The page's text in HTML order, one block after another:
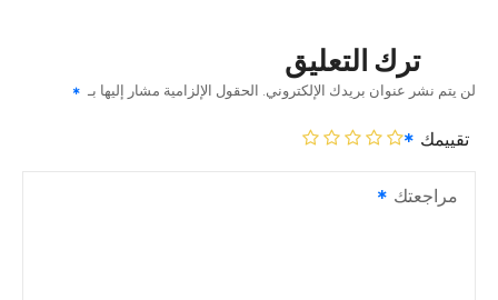
ترك التعليق
لن يتم نشر عنوان بريدك الإلكتروني. الحقول الإلزامية مشار إليها بـ
تقييمك
مراجعتك